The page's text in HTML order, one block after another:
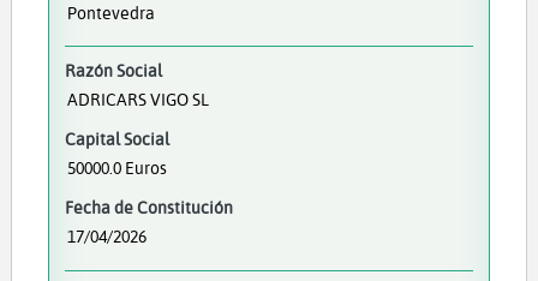
Pontevedra
Razón Social
ADRICARS VIGO SL
Capital Social
50000.0 Euros
Fecha de Constitución
17/04/2026